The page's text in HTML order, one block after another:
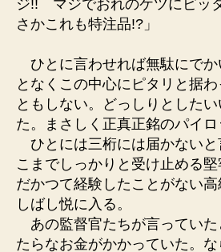
ジ!! マジでおれのケツにピッ
さかこれも特注品!?」
ひとに言わせれば無駄にでか
となくこの中心にピタリと据
ともしない。どっしりとした
た。まさしく正真正銘のパイロ
ひとには三桁には届かないと
こまでしっかりと受け止める
だかつて経験したことがない
しばし悦に入る。
あの監督官たちが言っていた
たらなお金がかかっていた。